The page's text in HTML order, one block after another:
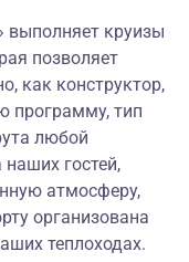
выполняет круизы
позволяет
как конструктор,
программу, тип
любой
гостей,
атмосферу,
организована
теплоходах.